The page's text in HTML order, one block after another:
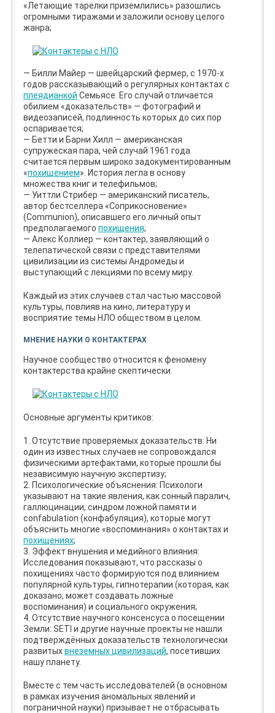
«Летающие тарелки приземлились» разошлись
огромными тиражами и заложили основу целого
жанра;
— Билли Майер — швейцарский фермер, с 1970-х
годов рассказывающий о регулярных контактах с
плеядианкой Семьясе. Его случай отличается
обилием «доказательств» — фотографий и
видеозаписей, подлинность которых до сих пор
оспаривается;
— Бетти и Барни Хилл — американская
супружеская пара, чей случай 1961 года
считается первым широко задокументированным
«похищением». История легла в основу
множества книг и телефильмов;
— Уиттли Стрибер — американский писатель,
автор бестселлера «Соприкосновение»
(Communion), описавшего его личный опыт
предполагаемого похищения;
— Алекс Коллиер — контактер, заявляющий о
телепатической связи с представителями
цивилизации из системы Андромеды и
выступающий с лекциями по всему миру.
Каждый из этих случаев стал частью массовой
культуры, повлияв на кино, литературу и
восприятие темы НЛО обществом в целом.
МНЕНИЕ НАУКИ О КОНТАКТЕРАХ
Научное сообщество относится к феномену
контактерства крайне скептически.
Основные аргументы критиков:
1. Отсутствие проверяемых доказательств: Ни
один из известных случаев не сопровождался
физическими артефактами, которые прошли бы
независимую научную экспертизу;
2. Психологические объяснения: Психологи
указывают на такие явления, как сонный паралич,
галлюцинации, синдром ложной памяти и
confabulation (конфабуляция), которые могут
объяснить многие «воспоминания» о контактах и
похищениях;
3. Эффект внушения и медийного влияния:
Исследования показывают, что рассказы о
похищениях часто формируются под влиянием
популярной культуры, гипнотерапии (которая, как
доказано, может создавать ложные
воспоминания) и социального окружения;
4. Отсутствие научного консенсуса о посещении
Земли: SETI и другие научные проекты не нашли
подтверждённых доказательств технологически
развитыхвнеземных цивилизаций, посетивших
нашу планету.
Вместе с тем часть исследователей (в основном
в рамках изучения аномальных явлений и
пограничной науки) призывает не отбрасывать